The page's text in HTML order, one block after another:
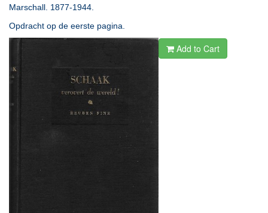
Marschall. 1877-1944.
Opdracht op de eerste pagina.
Add to Cart